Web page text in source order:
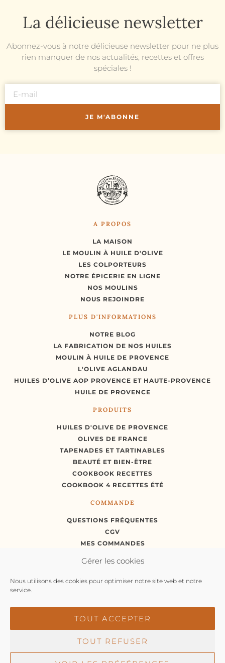
Gérer les cookies
Nous utilisons des cookies pour optimiser notre site web et notre
service.
TOUT ACCEPTER
TOUT REFUSER
La délicieuse newsletter
Abonnez-vous à notre délicieuse newsletter pour ne plus
rien manquer de nos actualités, recettes et offres
spéciales !
JE M'ABONNE
A PROPOS
LA MAISON
LE MOULIN À HUILE D'OLIVE
LES COLPORTEURS
NOTRE ÉPICERIE EN LIGNE
NOS MOULINS
NOUS REJOINDRE
PLUS D'INFORMATIONS
NOTRE BLOG
LA FABRICATION DE NOS HUILES
MOULIN À HUILE DE PROVENCE
L'OLIVE AGLANDAU
HUILES D’OLIVE AOP PROVENCE ET HAUTE-PROVENCE
HUILE DE PROVENCE
PRODUITS
HUILES D'OLIVE DE PROVENCE
OLIVES DE FRANCE
TAPENADES ET TARTINABLES
BEAUTÉ ET BIEN-ÊTRE
COOKBOOK RECETTES
COOKBOOK 4 RECETTES ÉTÉ
COMMANDE
QUESTIONS FRÉQUENTES
CGV
MES COMMANDES
RÉTRACTATION